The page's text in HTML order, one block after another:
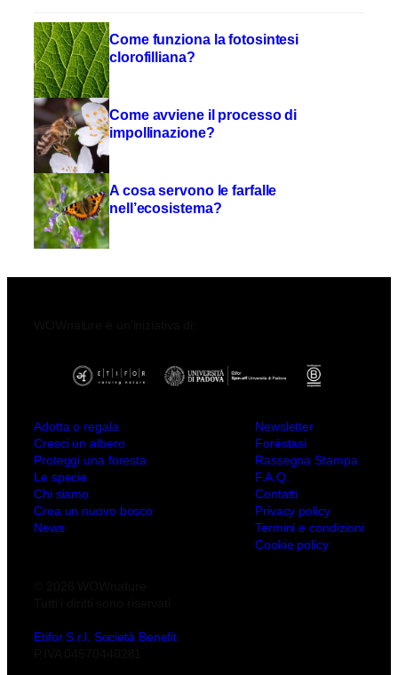
Come funziona la fotosintesi
clorofilliana?
Come avviene il processo di
impollinazione?
A cosa servono le farfalle
nell’ecosistema?
Adotta o regala
Cresci un albero
Proteggi una foresta
Le specie
Chi siamo
Crea un nuovo bosco
News
Newsletter
Forèstasi
Rassegna Stampa
F.A.Q.
Contatti
Privacy policy
Termini e condizioni
Cookie policy
Etifor S.r.l. Società Benefit